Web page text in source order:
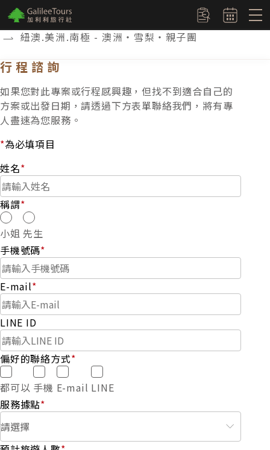
logo 訂單查詢
紐澳.美洲.南極 - 澳洲‧雪梨‧親子團
行程諮詢
如果您對此專案或行程感興趣，但找不到適合自己的
方案或出發日期，請透過下方表單聯絡我們，將有專
人盡速為您服務。
*為必填項目
姓名*
稱謂*
小姐 先生
手機號碼*
E-mail*
LINE ID
偏好的聯絡方式*
都可以 手機 E-mail LINE
服務據點*